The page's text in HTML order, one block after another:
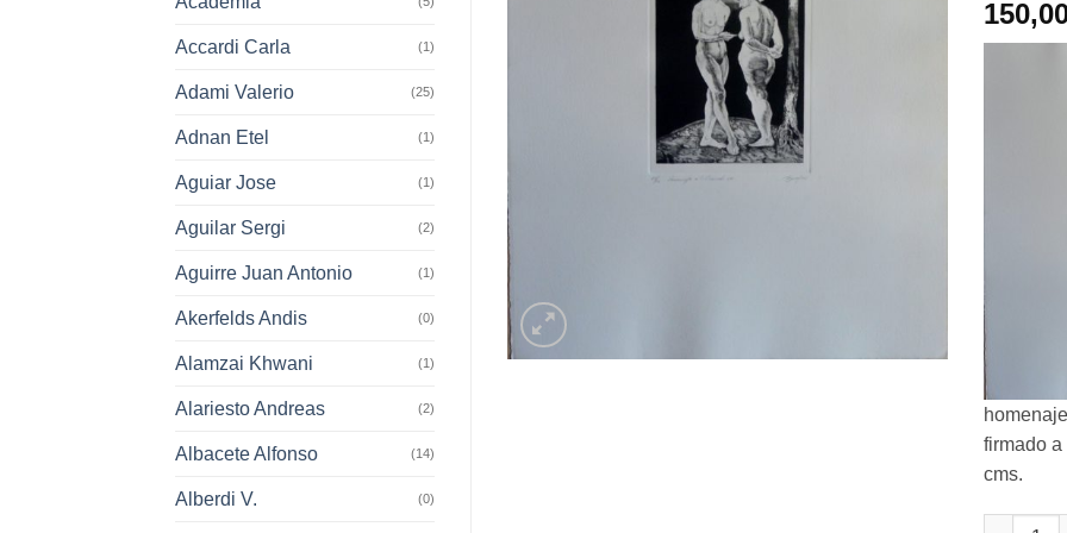
Accardi Carla (1)
Adami Valerio (25)
Adnan Etel (1)
Aguiar Jose (1)
Aguilar Sergi (2)
Aguirre Juan Antonio (1)
Akerfelds Andis (0)
Alamzai Khwani (1)
Alariesto Andreas (2)
Albacete Alfonso (14)
Alberdi V. (0)
firmado
cms.
Andrés